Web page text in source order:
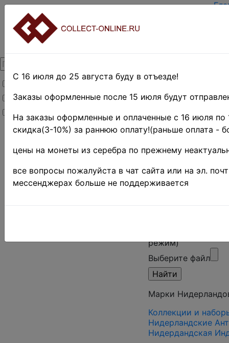
Товары со скидкой
Товары в наличии
Новинки
Главная»
Европа»
Нидерланды
и колонии
Поиск в
режим)
Выберите файл
Марки
Коллекции и
Нидерландские
Нидердандская
С 16 июля до 25 августа буду в отъезде!
Заказы оформленные после 15 июля будут
На заказы оформленные и оплаченные с 16 июля по
скидка(3-10%) за раннюю оплату!(раньше оплата -
цены на монеты из серебра по прежнему
все вопросы пожалуйста в чат сайта или на эл.
мессенджерах больше не поддерживается